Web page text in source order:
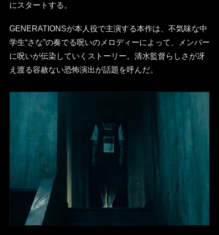
にスタートする。
GENERATIONSが本人役で主演する本作は、不気味な中
学生“さな”の奏でる呪いのメロディーによって、メンバー
に呪いが伝染していくストーリー。清水監督らしさが冴
え渡る容赦ない恐怖演出が話題を呼んだ。